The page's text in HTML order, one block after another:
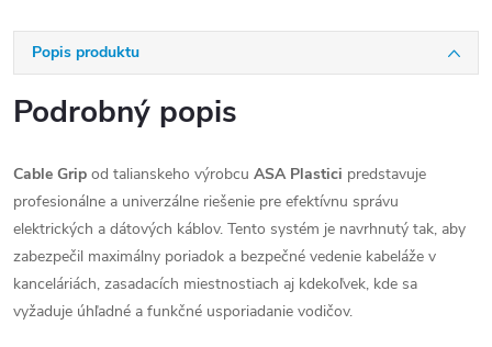
Popis produktu
Podrobný popis
Cable Grip od talianskeho výrobcu ASA Plastici predstavuje
profesionálne a univerzálne riešenie pre efektívnu správu
elektrických a dátových káblov. Tento systém je navrhnutý tak, aby
zabezpečil maximálny poriadok a bezpečné vedenie kabeláže v
kanceláriách, zasadacích miestnostiach aj kdekoľvek, kde sa
vyžaduje úhľadné a funkčné usporiadanie vodičov.